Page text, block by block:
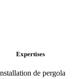
Expertises
de pergola